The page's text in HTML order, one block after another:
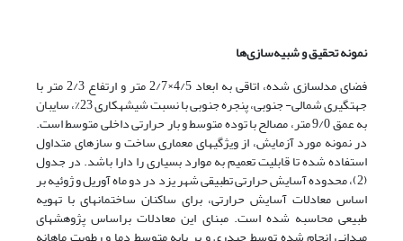
نمونه تحقیق و شبیه‌سازی‌ها
فضای مدل­سازی شده، اتاقی به ابعاد 4/5×2/7 متر و ارتفاع 2/3 متر با
جهت­گیری شمالی- جنوبی، پنجره جنوبی با نسبت شیشه­کاری 23%، سایبان
به عمق 9/0 متر، مصالح با توده متوسط و بار حرارتی داخلی متوسط است.
در نمونه مورد آزمایش، از ویژگی­های معماری ساخت و سازهای متداول
استفاده شده تا قابلیت تعمیم به موارد بسیاری را دارا باشد. در جدول
(2)، محدوده آسایش حرارتی تطبیقی شهر یزد در دو ماه آوریل و ژوئیه بر
اساس معادلات آسایش حرارتی، برای ساکنان ساختمان­های با تهویه
طبیعی محاسبه شده است. مبنای این معادلات براساس پژوهش­های